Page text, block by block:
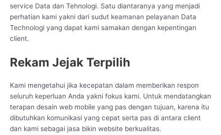
service Data dan Tehnologi. Satu diantaranya yang menjadi
perhatian kami yakni dari sudut keamanan pelayanan Data
Technologi yang dapat kami samakan dengan kepentingan
client.
Rekam Jejak Terpilih
Kami mengetahui jika kecepatan dalam memberikan respon
seluruh keperluan Anda yakni fokus kami. Untuk mendatangkan
terapan desain web mobile yang pas dengan tujuan, karena itu
dibutuhkan komunikasi yang cepat serta pas di antara client
dan kami sebagai jasa bikin website berkualitas.